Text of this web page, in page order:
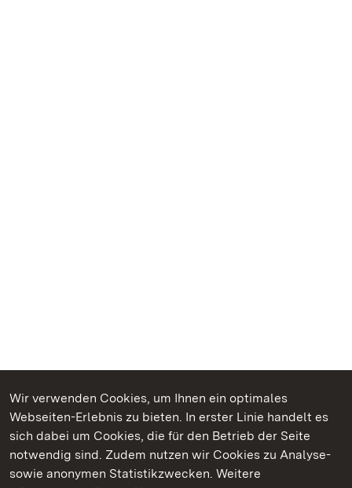
Wir verwenden Cookies, um Ihnen ein optimales
Webseiten-Erlebnis zu bieten. In erster Linie handelt es
sich dabei um Cookies, die für den Betrieb der Seite
notwendig sind. Zudem nutzen wir Cookies zu Analyse-
sowie anonymen Statistikzwecken. Weitere
Kommen. Staunen. Genießen.